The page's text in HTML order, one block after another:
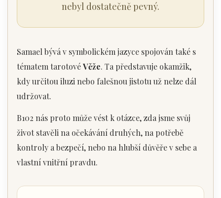
nebyl dostatečně pevný.
Samael bývá v symbolickém jazyce spojován také s
tématem tarotovéVěže. Ta představuje okamžik,
kdy určitou iluzi nebo falešnou jistotu už nelze dál
udržovat.
B102 nás proto může vést k otázce, zda jsme svůj
život stavěli na očekávání druhých, na potřebě
kontroly a bezpečí, nebo na hlubší důvěře v sebe a
vlastní vnitřní pravdu.